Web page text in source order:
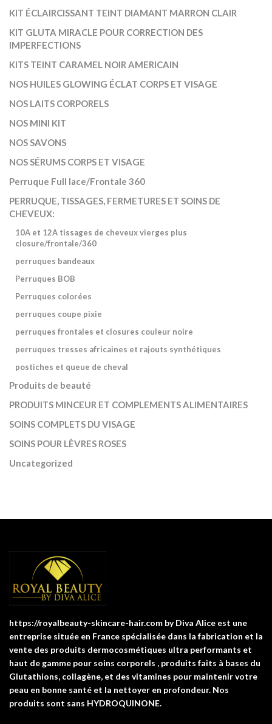
KIT ÉCLAIRCISSANT TEINT DIAMANT MARRON CLAIR
KIT GLUTA MIRACLE POUR CORRECTION DES
IMPERFECTIONS
KITS TEINT CARAMEL NOIR AMERICAIN
NOS HUILES GLOWING ÉCLAT CORPS ET VISAGE
NOS LAITS CORPORELS
NOS MINI KIT
NOS SAVONS
NOS SÉRUMS CORPS ET VISAGE
Perruque Full lace/Frontale 360
PERRUQUE, TISSAGES, FERMETURES ET SOINS DE
CHEVEUX:
10A et 12A tissages de cheveux vierges plus
closure/frontale/360
perruques bandeaux
Perruques BOB
Perruques colorées
perruques coupe pixie
perruques frontales et closures couleur noire
perruques tresses africaines et rajouts synthétiques
postiches et queue de cheval
Produits de beauté
PRODUITS MINCEUR ET COMPLEMENTS ALIMENTAIRES
SOINS COMPLETS DU VISAGE
SOINS POUR LÈVRES ROSES
Uncategorized
https://royalbeauty-skincare-hair.com by Diva Alice est une
entreprise située en France spécialisée dans la fabrication et la
vente des produits dermocosmétiques ultra performants et
haut de gamme pour soins corporels , produits faits à bases du
Glutathions, collagène, et des vitamines pour maintenir votre
peau en bonne santé et la nettoyer en profondeur. Nos
produits sont sans HYDROQUINONE.